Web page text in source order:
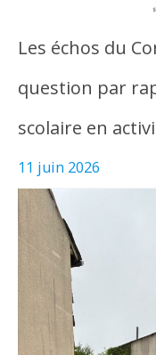
Les échos du
question par
scolaire en
11 juin 2026